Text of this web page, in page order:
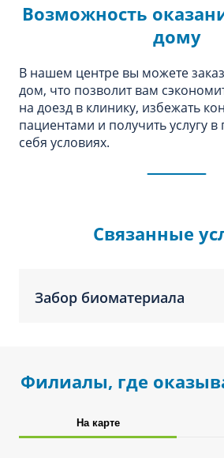
Возможность
дому
В нашем центре вы можете
дом, что позволит вам
на доезд в клинику, избежать
пациентами и получить услугу
себя условиях.
Связанные
Забор биоматериала
Филиалы, где
На карте